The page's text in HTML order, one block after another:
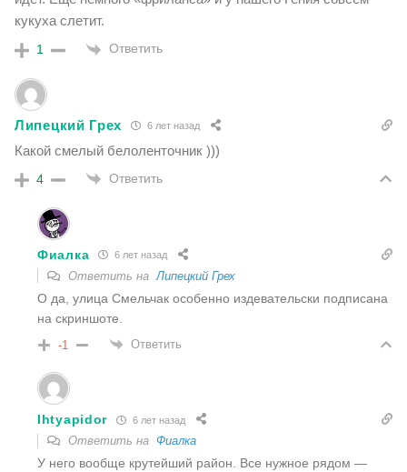
кукуха слетит.
1 Ответить
Липецкий Грех 6 лет назад
Какой смелый белоленточник )))
4 Ответить
Фиалка 6 лет назад
Ответить на Липецкий Грех
О да, улица Смельчак особенно издевательски подписана
на скриншоте.
-1 Ответить
Ihtyapidor 6 лет назад
Ответить на Фиалка
У него вообще крутейший район. Все нужное рядом —